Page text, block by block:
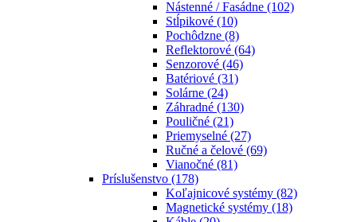
Nástenné / Fasádne (102)
Stĺpikové (10)
Pochôdzne (8)
Reflektorové (64)
Senzorové (46)
Batériové (31)
Solárne (24)
Záhradné (130)
Pouličné (21)
Priemyselné (27)
Ručné a čelové (69)
Vianočné (81)
Príslušenstvo (178)
Koľajnicové systémy (82)
Magnetické systémy (18)